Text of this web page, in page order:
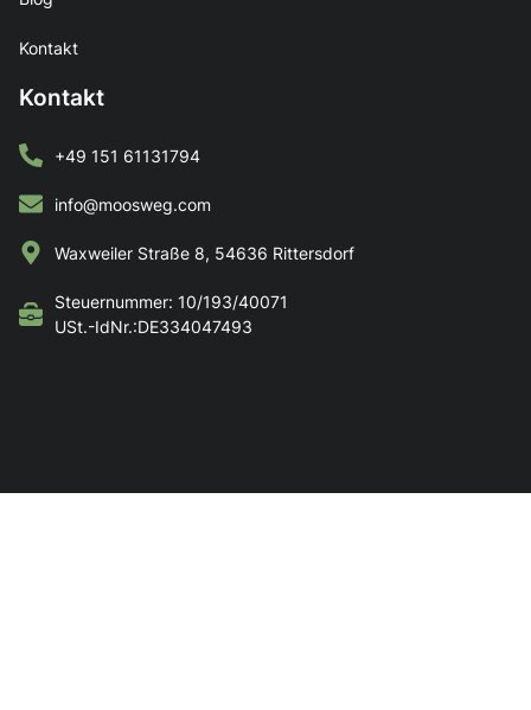
Kontakt
Kontakt
+49 151 61131794
info@moosweg.com
Waxweiler Straße 8, 54636 Rittersdorf
Steuernummer: 10/193/40071
USt.-IdNr.:DE334047493